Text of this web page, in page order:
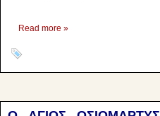
Read more »